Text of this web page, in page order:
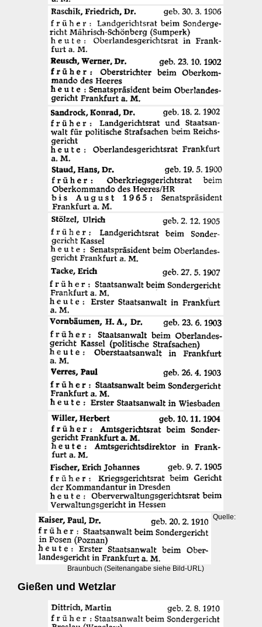
Quelle:
Braunbuch (Seitenangabe siehe Bild-URL)
Gießen und Wetzlar